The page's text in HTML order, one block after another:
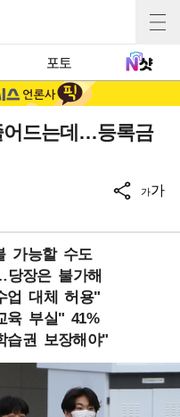
포토
드는데…등록금
가가
가능할 수도
장은 불가해
업 대체 허용"
육 부실" 41%
권 보장해야"